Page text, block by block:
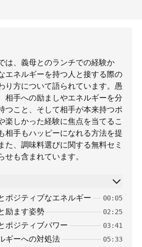
は、義母とのランチでの経験か
エネルギーを持つ人と接する際の
り方について語られています。愚
相手への励ましやエネルギーを分
つこと、そして相手が本来持つポ
楽しかった経験に焦点を当てるこ
相手もハッピーになれる方法を提
た、調味料選びに関する無料セミ
せも含まれています。
ポジティブなエネルギー 00:05
励ます姿勢 02:25
ポジティブパワー 03:41
ギーへの対処法 05:33